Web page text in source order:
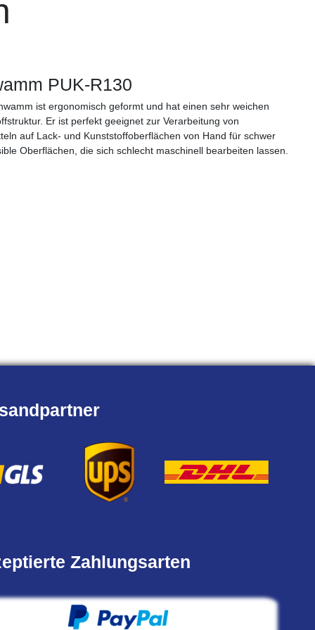
PUK-R130
ist ergonomisch geformt und hat einen sehr weichen
Er ist perfekt geeignet zur Verarbeitung von
auf Lack- und Kunststoffoberflächen von Hand für schwer
Oberflächen, die sich schlecht maschinell bearbeiten lassen.
Zahlungsarten